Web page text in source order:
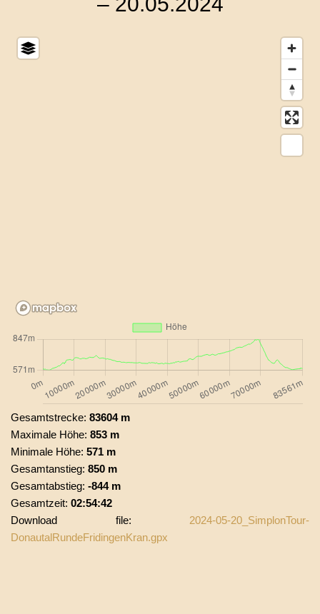
Gesamtstrecke: 83604 m
Maximale Höhe: 853 m
Minimale Höhe: 571 m
Gesamtanstieg: 850 m
Gesamtabstieg: -844 m
Gesamtzeit: 02:54:42
Download file: 2024-05-20_SimplonTour-
DonautalRundeFridingenKran.gpx